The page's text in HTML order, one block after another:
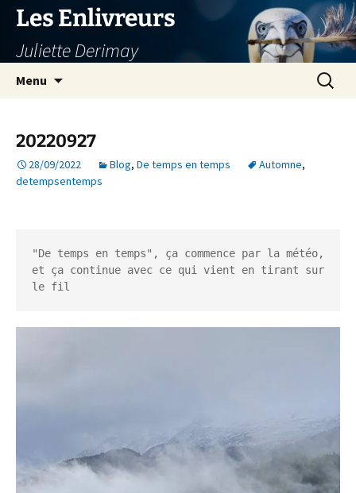
Aller
contenu
Les Enlivreurs
Juliette Derimay
Menu
20220927
28/09/2022 Blog, De temps en temps Automne,
detempsentemps
"De temps en temps", ça commence par la météo,
et ça continue avec ce qui vient en tirant sur
le fil